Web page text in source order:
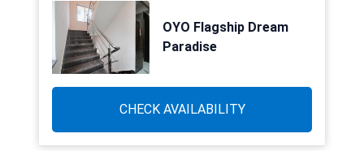
OYO Flagship Dream
Paradise
CHECK AVAILABILITY